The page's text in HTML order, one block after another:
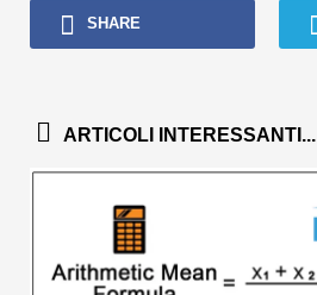
SHARE
ARTICOLI INTERESSANTI...